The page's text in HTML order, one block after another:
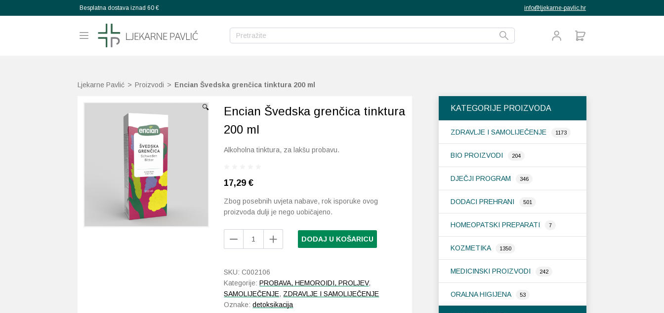
Besplatna dostava iznad 60 € info@ljekarne-pavlic.hr
Ljekarne Pavlić > Proizvodi > Encian Švedska grenčica tinktura 200 ml
KATEGORIJE PROIZVODA
ZDRAVLJE I SAMOLIJEČENJE 1173
BIO PROIZVODI 204
DJEČJI PROGRAM 346
DODACI PREHRANI 501
HOMEOPATSKI PREPARATI 7
KOZMETIKA 1350
MEDICINSKI PROIZVODI 242
ORALNA HIGIJENA 53
🔍
Encian Švedska grenčica tinktura
200 ml
Alkoholna tinktura, za lakšu probavu.
17,29€
Zbog posebnih uvjeta nabave, rok isporuke ovog
proizvoda dulji je nego uobičajeno.
količina
DODAJ U KOŠARICU
SKU:C002106
Kategorije:PROBAVA, HEMOROIDI, PROLJEV,
SAMOLIJEČENJE, ZDRAVLJE I SAMOLIJEČENJE
Oznake:detoksikacija